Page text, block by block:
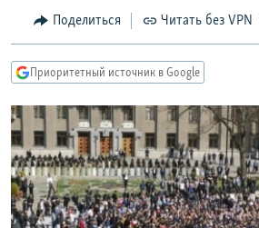
Вернутся
поиску
КУЛЬТУРА
КАВКАЗ.РЕАЛИИ
СЕВЕР.РЕАЛИИ
СИБИРЬ.РЕАЛИИ
РАСПИСАНИЕ ВЕЩАНИЯ
ПОДПИШИТЕСЬ НА РАССЫЛКУ
Поделиться Читать без VPN
Приоритетный источник в Google